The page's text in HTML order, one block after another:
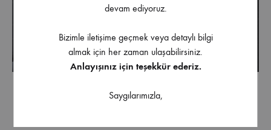
Starax S-8866-A İkili Oval
devam ediyoruz.
Bizimle iletişime geçmek veya detaylı bilgi
almak için her zaman ulaşabilirsiniz.
Anlayışınız için teşekkür ederiz.
Saygılarımızla,